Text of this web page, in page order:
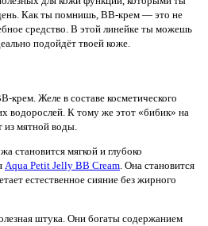
Как ты помнишь, ВВ-крем — это не
средство. В этой линейке ты можешь
подойдёт твоей коже.
Желе в составе косметического
водорослей. К тому же этот «бибик» на
из мятной воды.
становится мягкой и глубоко
Aqua Petit Jelly BB Cream. Она становится
естественное сияние без жирного
штука. Они богаты содержанием